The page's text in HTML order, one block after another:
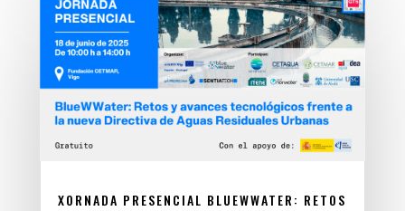
XORNADA PRESENCIAL BLUEWWATER: RETOS